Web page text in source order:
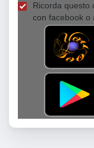
Ricorda questo
con facebook o